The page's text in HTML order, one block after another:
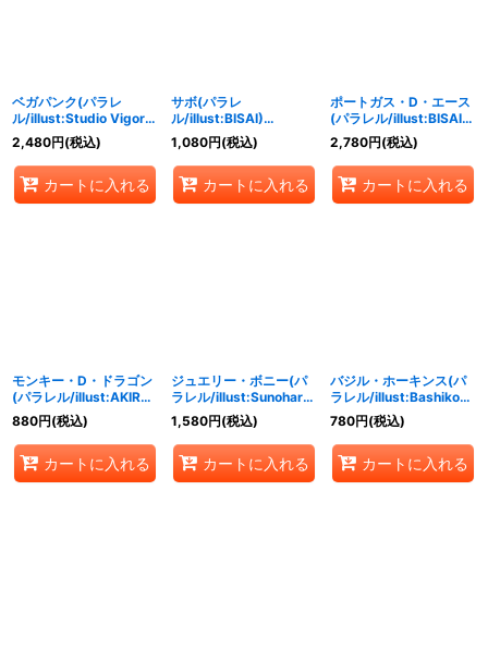
ベガパンク(パラレ
ル/illust:Studio Vigor
Co.Ltd)【L/P】{OP07-
097}
2,480円(税込)
カートに入れる
サボ(パラレ
ル/illust:BISAI)
【SEC/P】{OP07-118}
1,080円(税込)
カートに入れる
ポートガス・D・エース
(パラレル/illust:BISAI)
【SEC/P】{OP07-119}
2,780円(税込)
カートに入れる
モンキー・D・ドラゴン
(パラレル/illust:AKIRA
EGAWA)【SR/P】
{OP07-015}
880円(税込)
カートに入れる
ジュエリー・ボニー(パ
ラレル/illust:Sunohara)
【SR/P】{OP07-026}
1,580円(税込)
カートに入れる
バジル・ホーキンス(パ
ラレル/illust:Bashikou)
【SR/P】{OP07-029}
780円(税込)
カートに入れる